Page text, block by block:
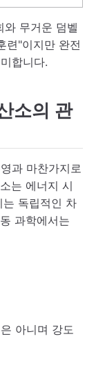
와 무거운 덤벨
련"이지만 완전
합니다.
소의 관
과 마찬가지로
는 에너지 시
독립적인 차
과학에서는
아니며 강도